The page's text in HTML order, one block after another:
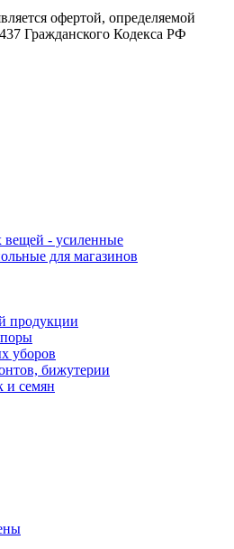
офертой, определяемой
Гражданского Кодекса РФ
вещей - усиленные
для магазинов
продукции
уборов
бижутерии
и семян